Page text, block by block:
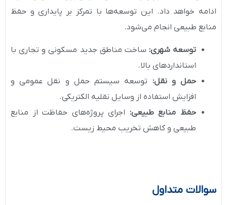
ادامه خواهد داد. این توسعه‌ها با تمرکز بر پایداری و حفظ
منابع طبیعی انجام می‌شود.
توسعه شهری:ساخت مناطق جدید مسکونی و تجاری با
استانداردهای بالا.
حمل و نقل:توسعه سیستم حمل و نقل عمومی و
افزایش استفاده از وسایل نقلیه الکتریکی.
حفظ منابع طبیعی:اجرای پروژه‌های حفاظت از منابع
طبیعی و کاهش تخریب محیط زیست.
سوالات متداول